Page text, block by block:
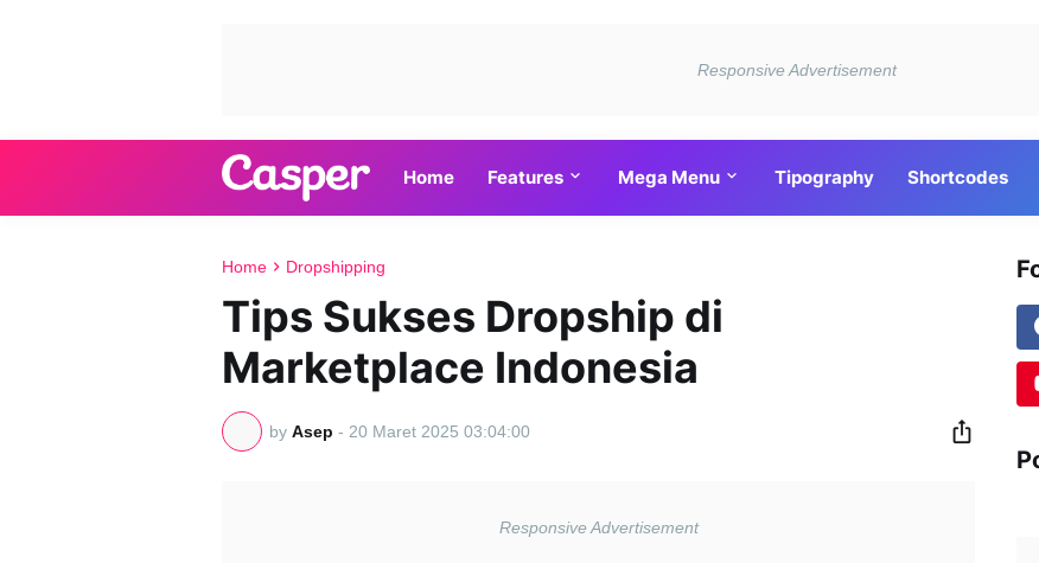
Home Features Mega Menu Tipography Shortcodes
Home Dropshipping
Tips Sukses Dropship di
Marketplace Indonesia
by Asep - 20 Maret 2025 03:04:00